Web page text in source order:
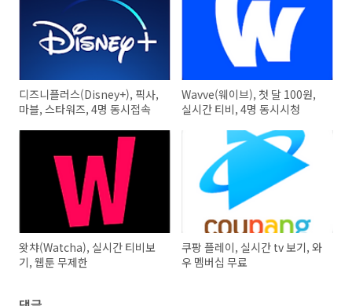
디즈니플러스(Disney+), 픽사,
마블, 스타워즈, 4명 동시접속
Wavve(웨이브), 첫 달 100원,
실시간 티비, 4명 동시시청
왓챠(Watcha), 실시간 티비보
기, 웹툰 무제한
쿠팡 플레이, 실시간 tv 보기, 와
우 멤버십 무료